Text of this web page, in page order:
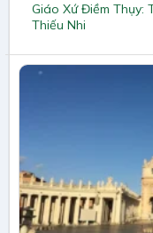
Giáo Xứ Điềm Thụy:
Thiếu Nhi